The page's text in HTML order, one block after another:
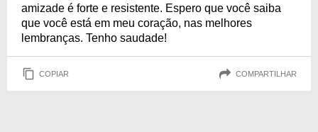
amizade é forte e resistente. Espero que você saiba
que você está em meu coração, nas melhores
lembranças. Tenho saudade!
COPIAR COMPARTILHAR